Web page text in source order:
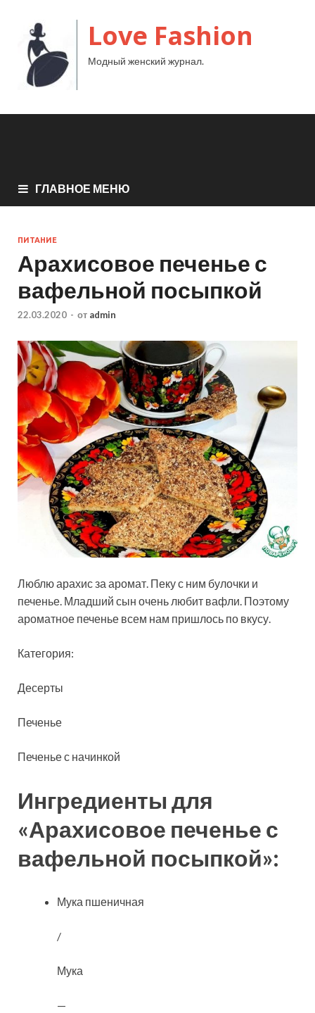
Love Fashion
Модный женский журнал.
ГЛАВНОЕ МЕНЮ
ПИТАНИЕ
Арахисовое печенье с
вафельной посыпкой
22.03.2020 - от admin
Люблю арахис за аромат. Пеку с ним булочки и
печенье. Младший сын очень любит вафли. Поэтому
ароматное печенье всем нам пришлось по вкусу.
Категория:
Десерты
Печенье
Печенье с начинкой
Ингредиенты для
«Арахисовое печенье с
вафельной посыпкой»:
Мука пшеничная
/
Мука
—